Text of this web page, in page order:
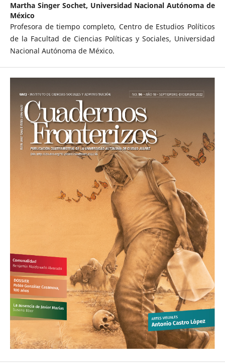
Martha Singer Sochet, Universidad Nacional Autónoma de
México
Profesora de tiempo completo, Centro de Estudios Políticos
de la Facultad de Ciencias Políticas y Sociales, Universidad
Nacional Autónoma de México.